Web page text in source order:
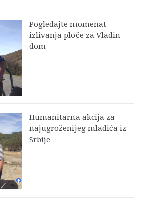
Pogledajte momenat
izlivanja ploče za Vladin
dom
Humanitarna akcija za
najugroženijeg mladića iz
Srbije